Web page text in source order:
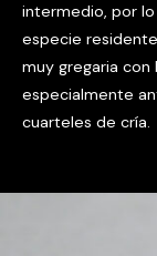
intermedio, por
especie
muy gregaria con
especialmente
cuarteles de cría.